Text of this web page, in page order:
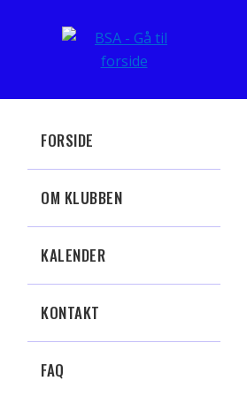
FORSIDE
OM KLUBBEN
KALENDER
KONTAKT
FAQ